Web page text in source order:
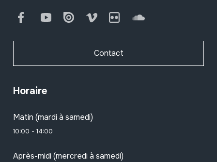
FacebookYoutube Issuu Vimeo Flickr SoundCloud
Contact
Horaire
Matin (mardi à samedi)
10:00 - 14:00
Après-midi (mercredi à samedi)